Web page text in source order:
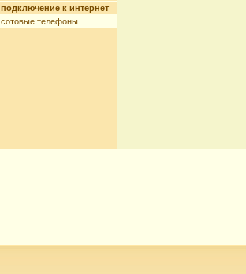
подключение к интернет
сотовые телефоны